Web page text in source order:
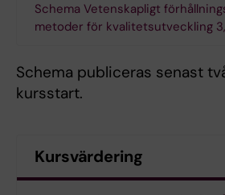
Schema Vetenskapligt
metoder för kvalitetsutveckling
Schema publiceras senast
kursstart.
Kursvärdering